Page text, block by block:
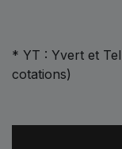
* YT : Yvert et
cotations)